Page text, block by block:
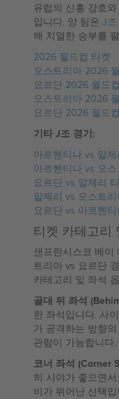
유럽의 신흥 강호
입니다. 양 팀은 J조
해 치열한 승부를
2026 월드컵 티켓
오스트리아 2026
요르단 2026 월드
오스트리아 2026
요르단 2026 월드
기타 J조 경기:
아르헨티나 vs 알제
아르헨티나 vs 오
요르단 vs 알제리
알제리 vs 오스트리
요르단 vs 아르헨티
티켓 카테고리
샌프란시스코 베이
트리아 vs 요르단
카테고리 및 좌석
골대 뒤 좌석
한 좌석입니다. 사
가 공격하는 방향
관람이 가능합니다.
코너 좌석 (Corner
히 시야가 좋으면
비가 뛰어난 선택입